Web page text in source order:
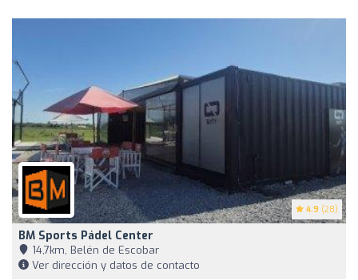
4.9 (28)
BM Sports Pádel Center
14,7km, Belén de Escobar
Ver dirección y datos de contacto